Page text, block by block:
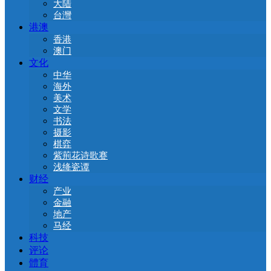
大陆
台灣
港澳
香港
澳门
文化
中华
海外
美术
文学
书法
摄影
棋弈
紫荊花诗歌赛
浅绛瓷谭
财经
产业
金融
地产
马经
科技
评论
體育